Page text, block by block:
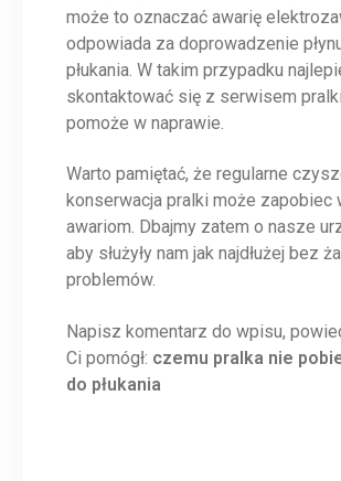
może to oznaczać awarię
odpowiada za doprowadzenie
płukania. W takim przypadku
skontaktować się z serwisem
pomoże w naprawie.
Warto pamiętać, że regularne
konserwacja pralki może zapobiec
awariom. Dbajmy zatem o nasze
aby służyły nam jak najdłużej bez
problemów.
Napisz komentarz do wpisu,
Ci pomógł: czemu pralka nie
do płukania